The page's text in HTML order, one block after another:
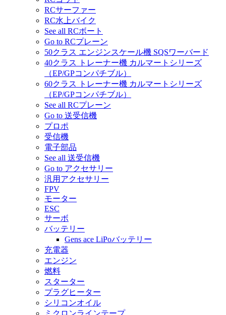
RCサーファー
RC水上バイク
See all RCボート
Go to RCプレーン
50クラス エンジンスケール機 SQSワーバード
40クラス トレーナー機 カルマートシリーズ
（EP/GPコンパチブル）
60クラス トレーナー機 カルマートシリーズ
（EP/GPコンパチブル）
See all RCプレーン
Go to 送受信機
プロポ
受信機
電子部品
See all 送受信機
Go to アクセサリー
汎用アクセサリー
FPV
モーター
ESC
サーボ
バッテリー
Gens ace LiPoバッテリー
充電器
エンジン
燃料
スターター
プラグヒーター
シリコンオイル